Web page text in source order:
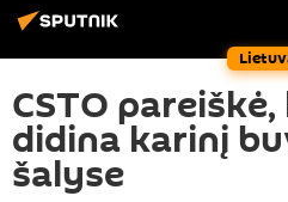
CSTO
didina karinį
šalyse